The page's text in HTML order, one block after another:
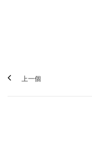
上一個